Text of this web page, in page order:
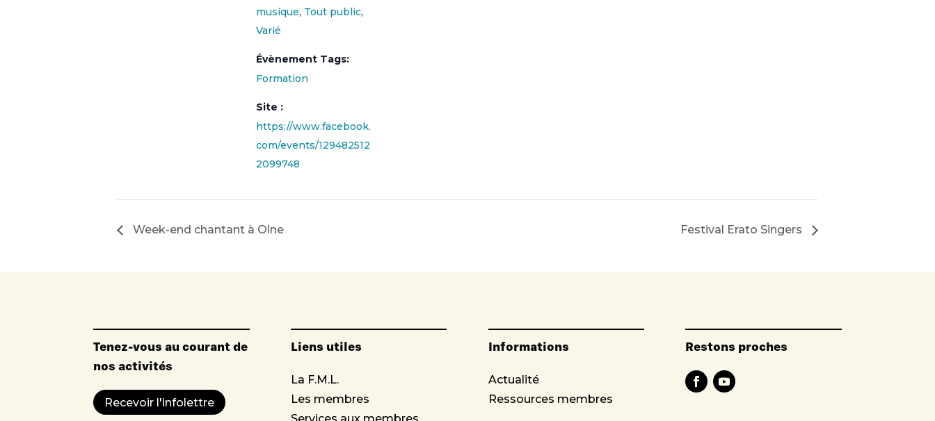
musique, Tout public,
Varié
Évènement Tags:
Formation
Site :
https://www.facebook.
com/events/129482512
2099748
Week-end chantant à Olne Festival Erato Singers
Tenez-vous au courant de
nos activités
Recevoir l'infolettre
Liens utiles
La F.M.L.
Les membres
Informations
Actualité
Ressources membres
Restons proches